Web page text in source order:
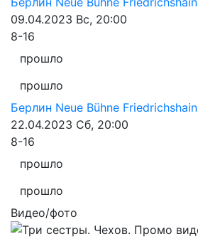
09.04.2023 Вс, 20:00
8-16
прошло
прошло
Берлин Neue Bühne Friedrichshain
22.04.2023 Сб, 20:00
8-16
прошло
прошло
Видео/фото